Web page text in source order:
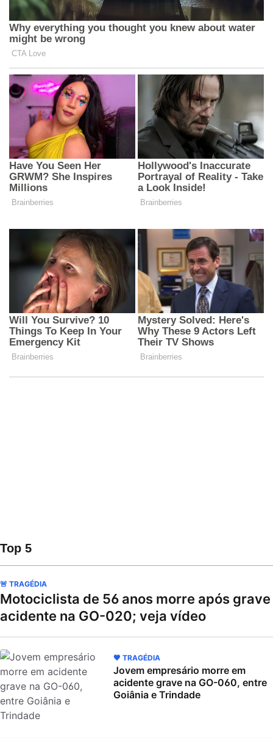
Top 5
🚨 TRAGÉDIA
Motociclista de 56 anos morre após grave
acidente na GO-020; veja vídeo
🖤 TRAGÉDIA
Jovem empresário morre em
acidente grave na GO-060, entre
Goiânia e Trindade